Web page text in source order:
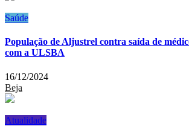
Saúde
População de Aljustrel contra saída de
com a ULSBA
16/12/2024
Beja
Atualidade